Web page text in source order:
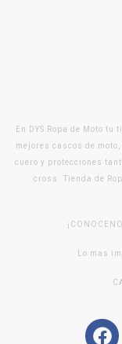
En DYS Ropa de Moto
mejores cascos de
cuero y protecciones
cross. Tienda de
Lo mas